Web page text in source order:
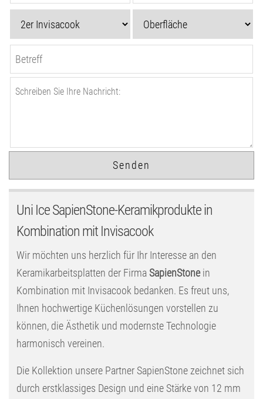
Uni Ice SapienStone-Keramikprodukte in
Kombination mit Invisacook
Wir möchten uns herzlich für Ihr Interesse an den
Keramikarbeitsplatten der Firma SapienStonein
Kombination mit Invisacook bedanken. Es freut uns,
Ihnen hochwertige Küchenlösungen vorstellen zu
können, die Ästhetik und modernste Technologie
harmonisch vereinen.
Die Kollektion unsere Partner SapienStone zeichnet sich
durch erstklassiges Design und eine Stärke von 12 mm